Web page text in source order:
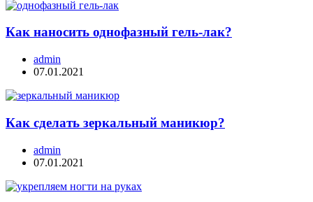
Как наносить однофазный гель-лак?
admin
07.01.2021
Как сделать зеркальный маникюр?
admin
07.01.2021